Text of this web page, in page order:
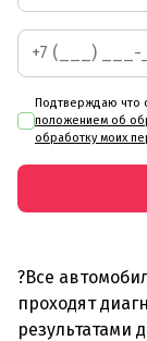
Подтверждаю что
положением об
обработку моих
?Все
проходят
результатами